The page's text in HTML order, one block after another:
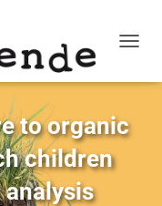
to organic
children
analysis